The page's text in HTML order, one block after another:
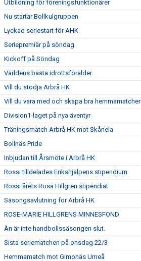
Utbildning för föreningsfunktionärer
Nu startar Bollkulgruppen
Lyckad seriestart för AHK
Seriepremiär på söndag.
Kickoff på Söndag
Världens bästa idrottsförälder
Vill du stödja Arbrå HK
Vill du vara med och skapa bra hemmamatcher
Division1-laget på nya äventyr
Träningsmatch Arbrå HK mot Skånela
Bollnäs Pride
Inbjudan till Årsmöte i Arbrå HK
Rossi tilldelades Erikshjälpens stipendium
Rossi årets Rosa Hillgren stipendiat
Säsongsavlutning för Arbrå HK
ROSE-MARIE HILLGRENS MINNESFOND
Än är inte handbollssäsongen slut.
Sista seriematchen på onsdag 22/3
Hemmamatch mot Gimonäs Umeå